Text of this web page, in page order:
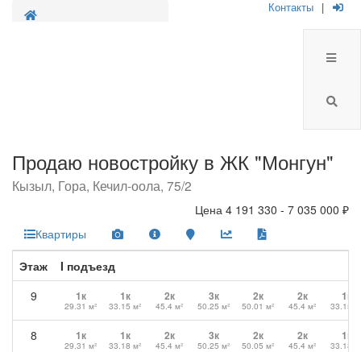
Контакты |
Продаю новостройку в ЖК "Монгун"
Кызыл, Гора, Кечил-оола, 75/2
Цена 4 191 330 - 7 035 000 ₽
Квартиры
Этаж
I подъезд
9
1к
29.31 м²
1к
33.15 м²
2к
45.4 м²
3к
50.25 м²
2к
50.01 м²
2к
45.4 м²
1к
33.15
8 1к
29.31 м²
1к
33.18 м²
2к
45.4 м²
3к
50.25 м²
2к
50.05 м²
2к
45.4 м²
1к
33.18